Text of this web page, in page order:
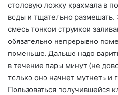
столовую ложку крахмала в
воды и тщательно
смесь тонкой струйкой
обязательно непрерывно
поменьше. Дальше надо
в течение пары минут (не
только оно начнет мутнеть и
Пользоваться получившейся